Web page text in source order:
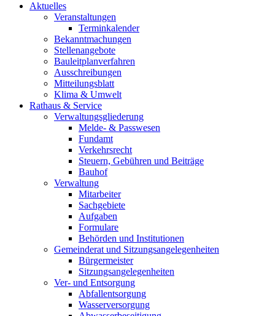
Aktuelles
Veranstaltungen
Terminkalender
Bekanntmachungen
Stellenangebote
Bauleitplanverfahren
Ausschreibungen
Mitteilungsblatt
Klima & Umwelt
Rathaus & Service
Verwaltungsgliederung
Melde- & Passwesen
Fundamt
Verkehrsrecht
Steuern, Gebühren und Beiträge
Bauhof
Verwaltung
Mitarbeiter
Sachgebiete
Aufgaben
Formulare
Behörden und Institutionen
Gemeinderat und Sitzungsangelegenheiten
Bürgermeister
Sitzungsangelegenheiten
Ver- und Entsorgung
Abfallentsorgung
Wasserversorgung